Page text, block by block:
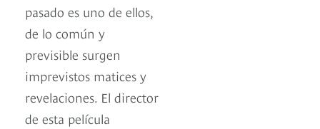
pasado es uno de ellos,
de lo común y
previsible surgen
imprevistos matices y
revelaciones. El director
de esta película